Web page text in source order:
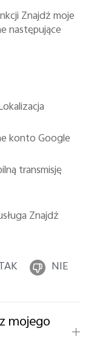
Znajdź moje
następujące
konto Google
transmisję
Znajdź
NIE
mojego